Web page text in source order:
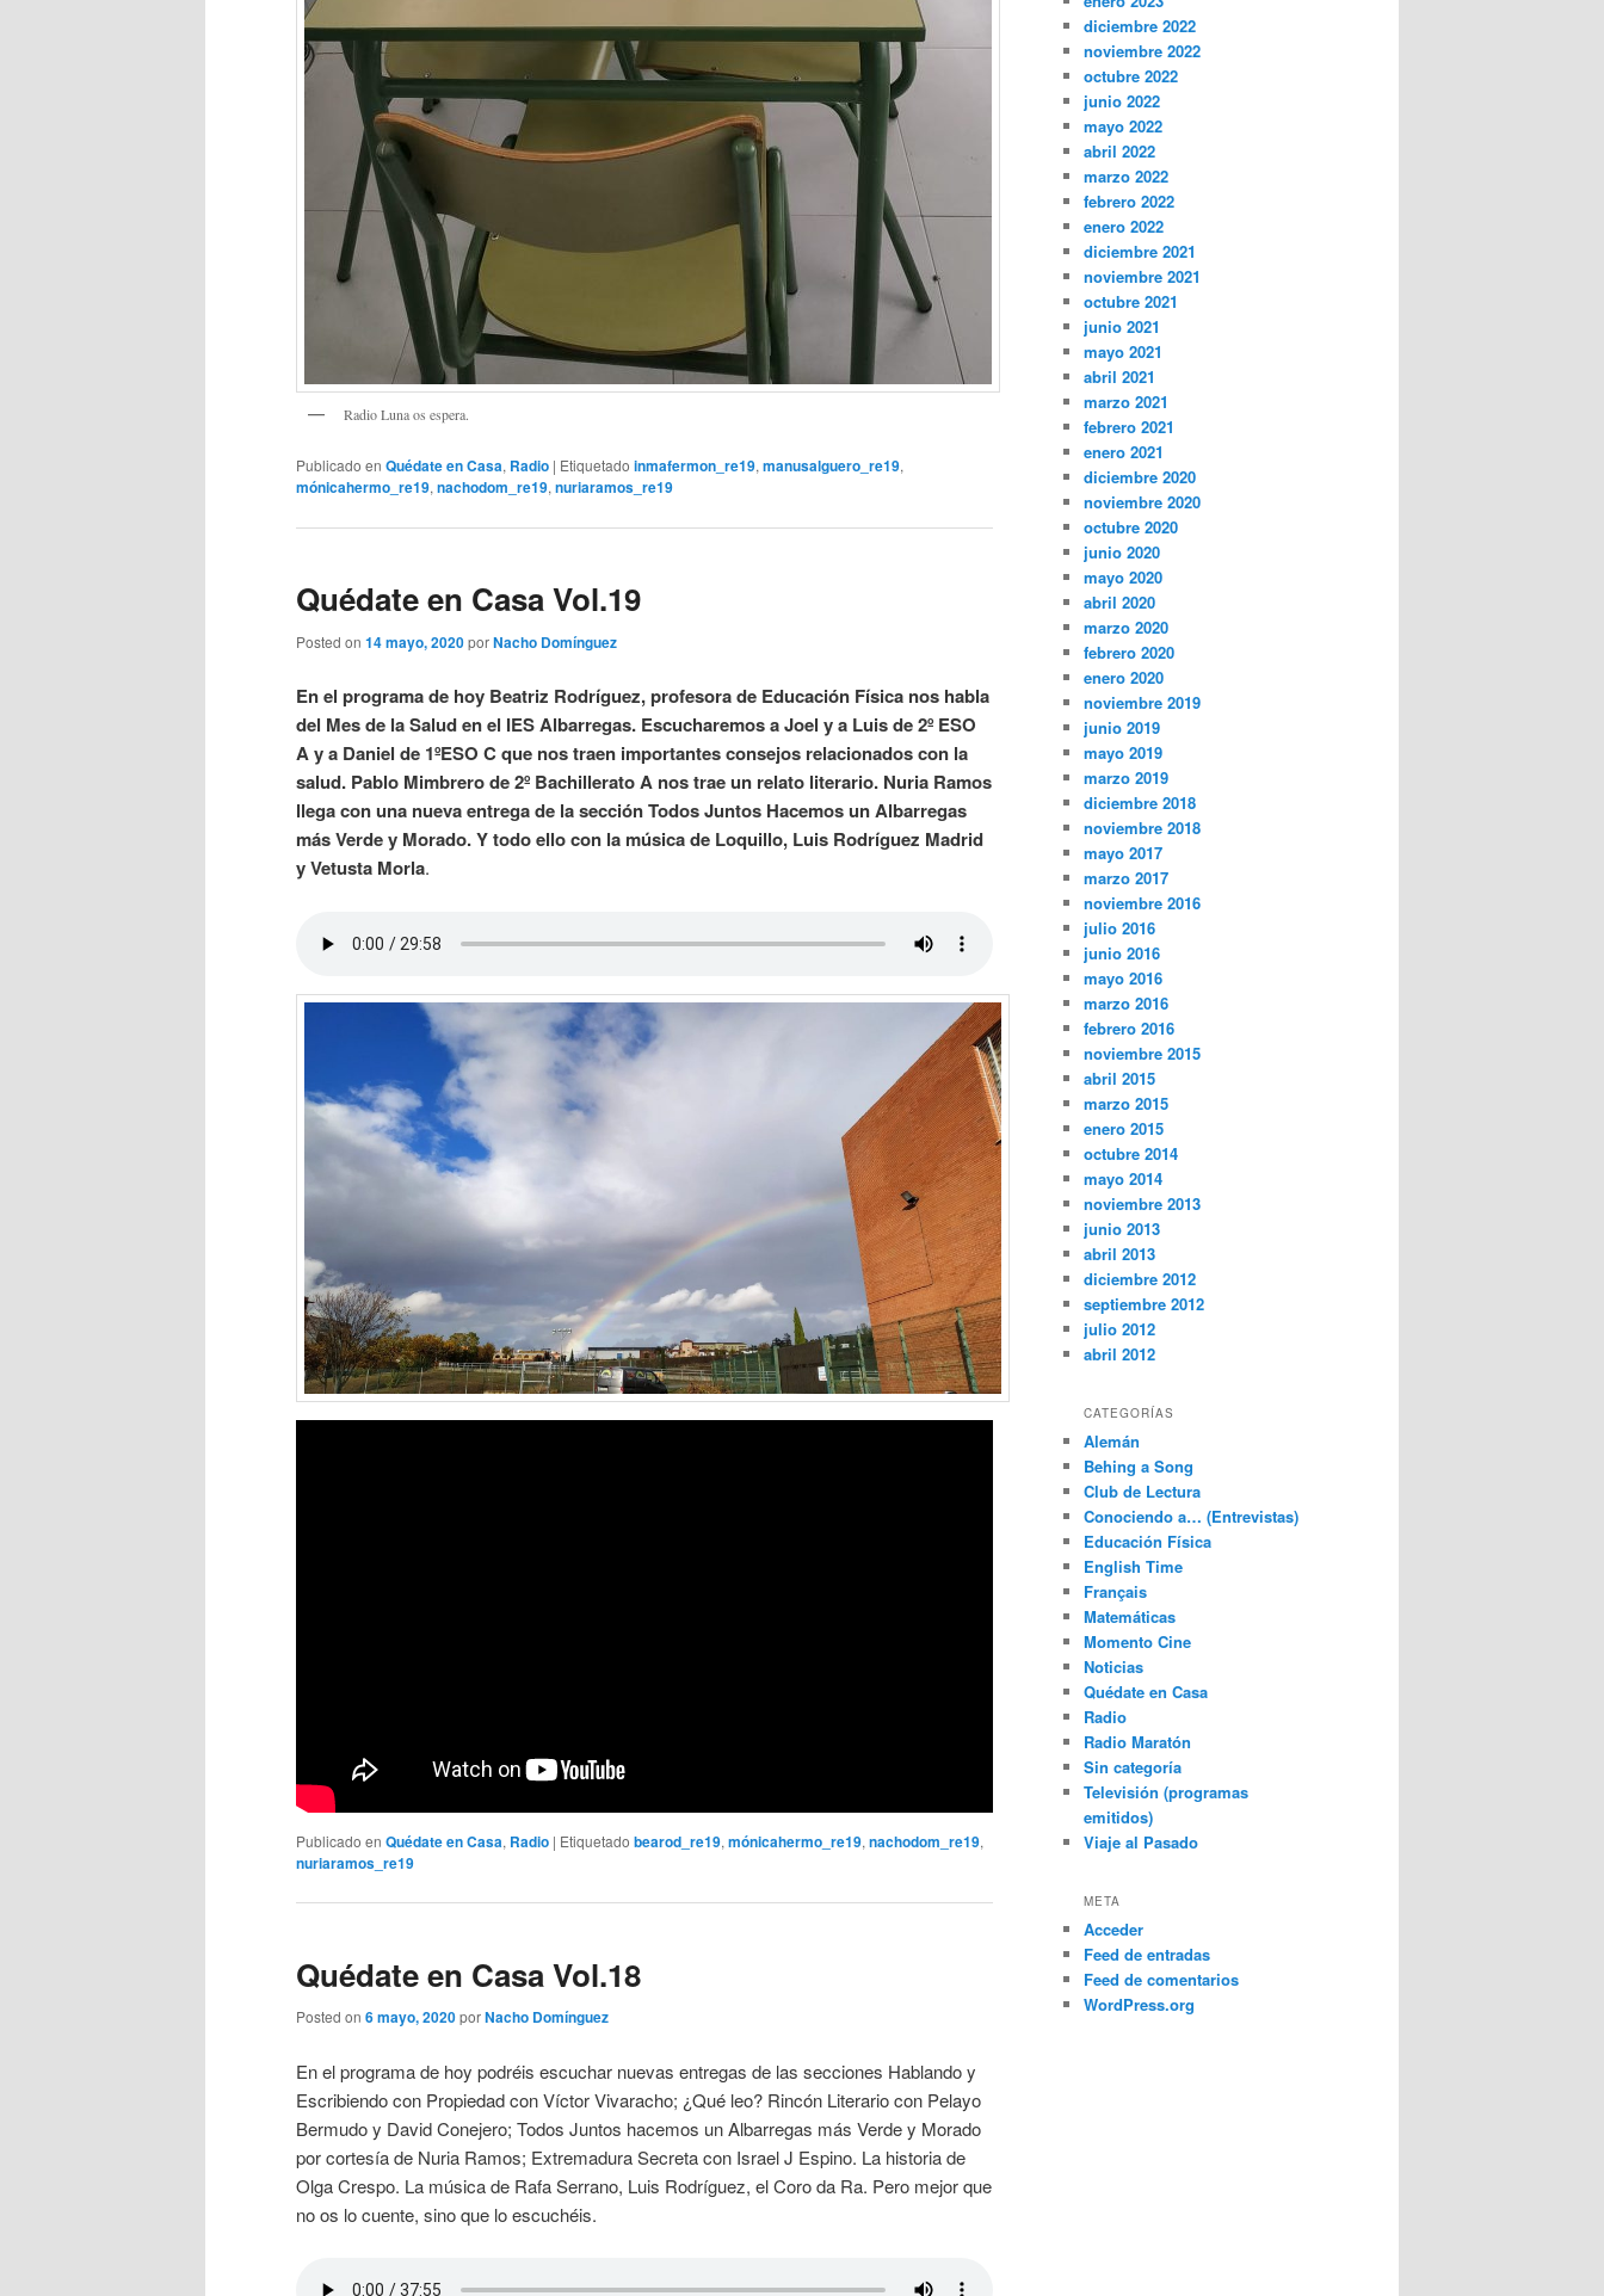
Radio Luna os espera.
Publicado en Quédate en Casa, Radio | Etiquetado inmafermon_re19,manusalguero_re19,
mónicahermo_re19,nachodom_re19,nuriaramos_re19
Quédate en Casa Vol.19
Posted on 14 mayo, 2020porNacho Domínguez
En el programa de hoy Beatriz Rodríguez, profesora de Educación Física nos habla
del Mes de la Salud en el IES Albarregas. Escucharemos a Joel y a Luis de 2º ESO
A y a Daniel de 1ºESO C que nos traen importantes consejos relacionados con la
salud. Pablo Mimbrero de 2º Bachillerato A nos trae un relato literario. Nuria Ramos
llega con una nueva entrega de la sección Todos Juntos Hacemos un Albarregas
más Verde y Morado. Y todo ello con la música de Loquillo, Luis Rodríguez Madrid
y Vetusta Morla.
Publicado en Quédate en Casa, Radio | Etiquetado bearod_re19, mónicahermo_re19, nachodom_re19,
nuriaramos_re19
Quédate en Casa Vol.18
Posted on 6 mayo, 2020porNacho Domínguez
En el programa de hoy podréis escuchar nuevas entregas de las secciones Hablando y
Escribiendo con Propiedad con Víctor Vivaracho; ¿Qué leo? Rincón Literario con Pelayo
Bermudo y David Conejero; Todos Juntos hacemos un Albarregas más Verde y Morado
por cortesía de Nuria Ramos; Extremadura Secreta con Israel J Espino. La historia de
Olga Crespo. La música de Rafa Serrano, Luis Rodríguez, el Coro da Ra. Pero mejor que
no os lo cuente, sino que lo escuchéis.
diciembre 2022
noviembre 2022
octubre 2022
junio 2022
mayo 2022
abril 2022
marzo 2022
febrero 2022
enero 2022
diciembre 2021
noviembre 2021
octubre 2021
junio 2021
mayo 2021
abril 2021
marzo 2021
febrero 2021
enero 2021
diciembre 2020
noviembre 2020
octubre 2020
junio 2020
mayo 2020
abril 2020
marzo 2020
febrero 2020
enero 2020
noviembre 2019
junio 2019
mayo 2019
marzo 2019
diciembre 2018
noviembre 2018
mayo 2017
marzo 2017
noviembre 2016
julio 2016
junio 2016
mayo 2016
marzo 2016
febrero 2016
noviembre 2015
abril 2015
marzo 2015
enero 2015
octubre 2014
mayo 2014
noviembre 2013
junio 2013
abril 2013
diciembre 2012
septiembre 2012
julio 2012
abril 2012
CATEGORÍAS
Alemán
Behing a Song
Club de Lectura
Conociendo a… (Entrevistas)
Educación Física
English Time
Français
Matemáticas
Momento Cine
Noticias
Quédate en Casa
Radio
Radio Maratón
Sin categoría
Televisión (programas
emitidos)
Viaje al Pasado
META
Acceder
Feed de entradas
Feed de comentarios
WordPress.org